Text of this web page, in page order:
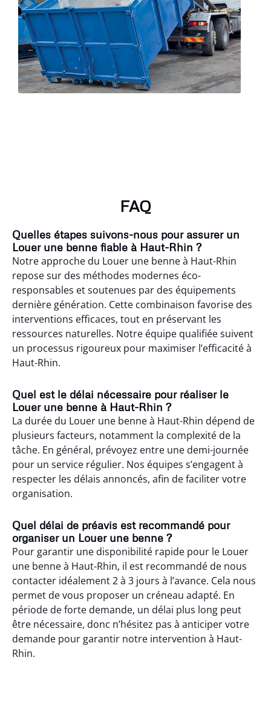
FAQ
Quelles étapes suivons-nous pour assurer un
Louer une benne fiable à Haut-Rhin ?
Notre approche du Louer une benne à Haut-Rhin
repose sur des méthodes modernes éco-
responsables et soutenues par des équipements
dernière génération. Cette combinaison favorise des
interventions efficaces, tout en préservant les
ressources naturelles. Notre équipe qualifiée suivent
un processus rigoureux pour maximiser l’efficacité à
Haut-Rhin.
Quel est le délai nécessaire pour réaliser le
Louer une benne à Haut-Rhin ?
La durée du Louer une benne à Haut-Rhin dépend de
plusieurs facteurs, notamment la complexité de la
tâche. En général, prévoyez entre une demi-journée
pour un service régulier. Nos équipes s’engagent à
respecter les délais annoncés, afin de faciliter votre
organisation.
Quel délai de préavis est recommandé pour
organiser un Louer une benne ?
Pour garantir une disponibilité rapide pour le Louer
une benne à Haut-Rhin, il est recommandé de nous
contacter idéalement 2 à 3 jours à l’avance. Cela nous
permet de vous proposer un créneau adapté. En
période de forte demande, un délai plus long peut
être nécessaire, donc n’hésitez pas à anticiper votre
demande pour garantir notre intervention à Haut-
Rhin.